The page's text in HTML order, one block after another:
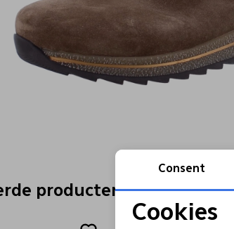
producten
Sale
Consent
Cookies